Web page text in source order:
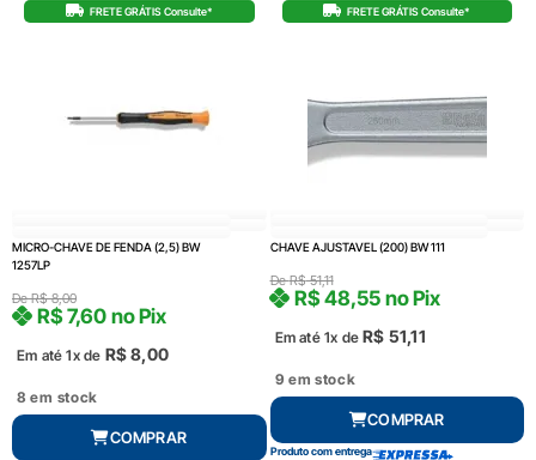
FRETE GRÁTIS Consulte*
MICRO-CHAVE DE FENDA (2,5) BW
1257LP
DeR$8,00
Em até 1x de R$8,00
R$7,60 no Pix
8 em stock
COMPRAR
FRETE GRÁTIS Consulte*
CHAVE AJUSTAVEL (200) BW 111
DeR$51,11
Em até 1x de R$ 51,11
R$48,55 no Pix
9 em stock
COMPRAR
Produto com entrega